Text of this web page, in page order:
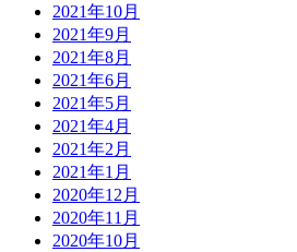
2021年10月
2021年9月
2021年8月
2021年6月
2021年5月
2021年4月
2021年2月
2021年1月
2020年12月
2020年11月
2020年10月